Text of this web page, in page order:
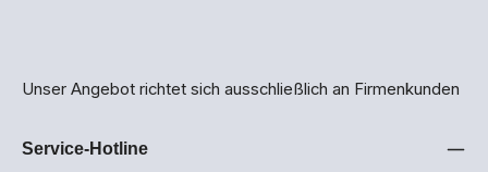
Unser Angebot richtet sich ausschließlich an Firmenkunden
Service-Hotline